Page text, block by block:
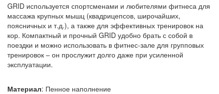
GRID используется спортсменами и любителями фитнеса для
массажа крупных мышц (квадрицепсов, широчайших,
поясничных и т.д.), а также для эффективных тренировок на
кор. Компактный и прочный GRID удобно брать с собой в
поездки и можно использовать в фитнес-зале для групповых
тренировок – он прослужит долго даже при усиленной
эксплуатации.
Материал: Пенное наполнение